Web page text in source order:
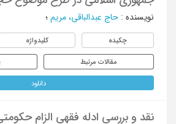
نویسنده : حاج عبدالباقی، مریم ؛
چکیده کلیدواژه
مقالات مرتبط
دانلود
نقد و بررسی ادله فقهی الزام